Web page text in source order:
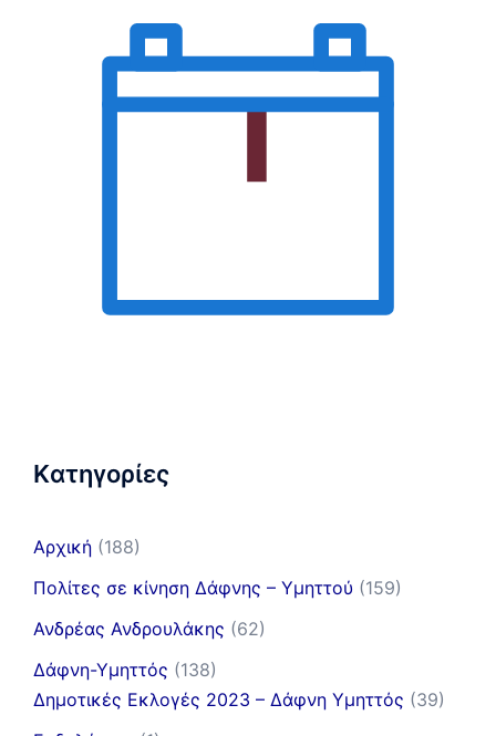
Kατηγορίες
Αρχική (188)
Πολίτες σε κίνηση Δάφνης – Υμηττού (159)
Ανδρέας Ανδρουλάκης (62)
Δάφνη-Υμηττός (138)
Δημοτικές Εκλογές 2023 – Δάφνη Υμηττός (39)